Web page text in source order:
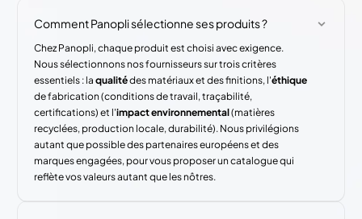
Comment Panopli sélectionne ses produits ?
Chez Panopli, chaque produit est choisi avec exigence.
Nous sélectionnons nos fournisseurs sur trois critères
essentiels : laqualitédes matériaux et des finitions, l'éthique
de fabrication (conditions de travail, traçabilité,
certifications) et l'impact environnemental(matières
recyclées, production locale, durabilité). Nous privilégions
autant que possible des partenaires européens et des
marques engagées, pour vous proposer un catalogue qui
reflète vos valeurs autant que les nôtres.